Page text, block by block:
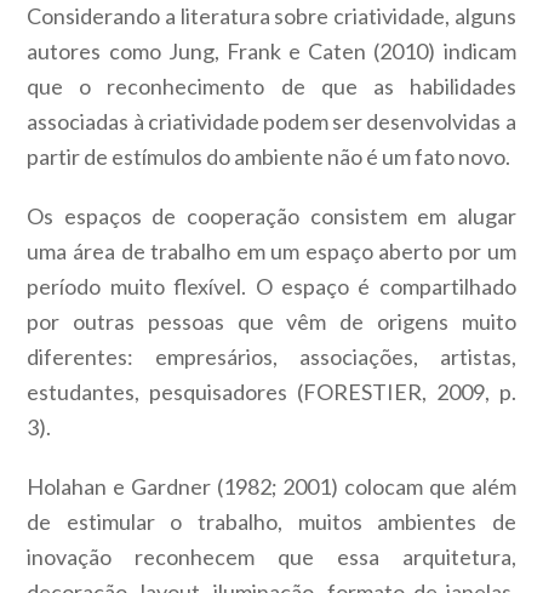
Considerando a literatura sobre criatividade, alguns
autores como Jung, Frank e Caten (2010) indicam
que o reconhecimento de que as habilidades
associadas à criatividade podem ser desenvolvidas a
partir de estímulos do ambiente não é um fato novo.
Os espaços de cooperação consistem em alugar
uma área de trabalho em um espaço aberto por um
período muito flexível. O espaço é compartilhado
por outras pessoas que vêm de origens muito
diferentes: empresários, associações, artistas,
estudantes, pesquisadores (FORESTIER, 2009, p.
3).
Holahan e Gardner (1982; 2001) colocam que além
de estimular o trabalho, muitos ambientes de
inovação reconhecem que essa arquitetura,